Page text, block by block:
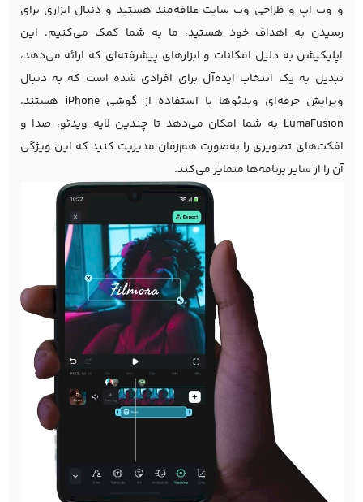
و وب اپ و طراحی وب سایت علاقه‌مند هستید و دنبال ابزاری برای
رسیدن به اهداف خود هستید، ما به شما کمک می‌کنیم. این
اپلیکیشن به دلیل امکانات و ابزارهای پیشرفته‌ای که ارائه می‌دهد،
تبدیل به یک انتخاب ایده‌آل برای افرادی شده است که به دنبال
ویرایش حرفه‌ای ویدئوها با استفاده از گوشی iPhone هستند.
LumaFusion به شما امکان می‌دهد تا چندین لایه ویدئو، صدا و
افکت‌های تصویری را به‌صورت هم‌زمان مدیریت کنید که این ویژگی
آن را از سایر برنامه‌ها متمایز می‌کند.